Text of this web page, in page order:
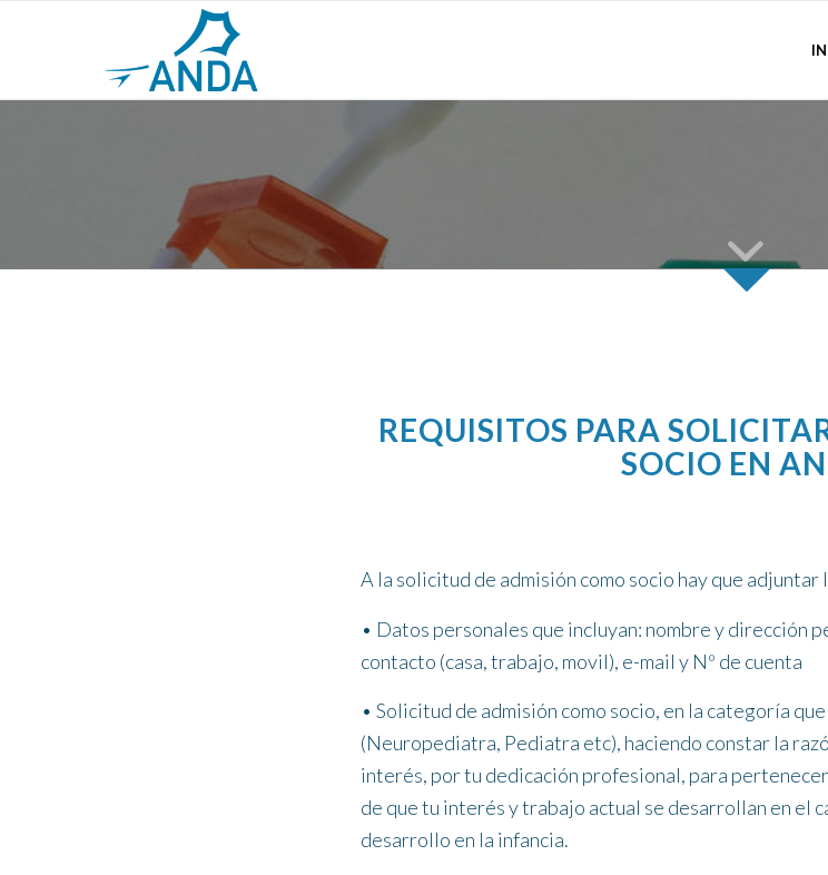
REQUISITOS PARA
SOCIO EN
A la solicitud de admisión como socio hay que
• Datos personales que incluyan: nombre y dirección
contacto (casa, trabajo, movil), e-mail y Nº de cuenta
• Solicitud de admisión como socio, en la categoría
(Neuropediatra, Pediatra etc), haciendo constar la
interés, por tu dedicación profesional, para
de que tu interés y trabajo actual se desarrollan en el
desarrollo en la infancia.